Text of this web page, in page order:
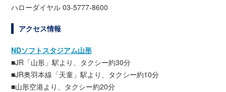
ハローダイヤル 03-5777-8600
アクセス情報
NDソフトスタジアム山形
■JR「山形」駅より、タクシー約30分
■JR奥羽本線「天童」駅より、タクシー約10分
■山形空港より、タクシー約20分